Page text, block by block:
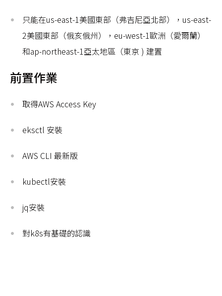
只能在us-east-1美國東部（弗吉尼亞北部），us-east-
2美國東部（俄亥俄州），eu-west-1歐洲（愛爾蘭）
和ap-northeast-1亞太地區（東京 ) 建置
前置作業
取得AWS Access Key
eksctl 安裝
AWS CLI 最新版
kubectl安裝
jq安裝
對k8s有基礎的認識